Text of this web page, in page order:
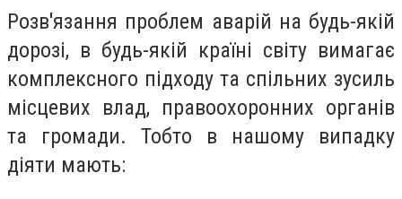
Розв'язання проблем аварій на будь-якій
дорозі, в будь-якій країні світу вимагає
комплексного підходу та спільних зусиль
місцевих влад, правоохоронних органів
та громади. Тобто в нашому випадку
діяти мають: